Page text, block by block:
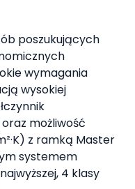
poszukujących
wymagania
wysokiej
możliwość
z ramką Master
systemem
najwyższej, 4 klasy